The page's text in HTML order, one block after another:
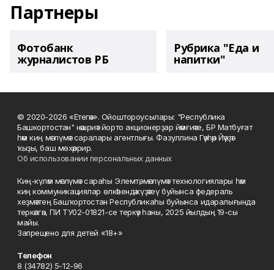
Партнеры
Фотобанк
журналистов РБ
Рубрика "Еда и
напитки"
© 2020-2026 «Етегән». Ойоштороусылары: "Республика
Башкортостан" нәшриәт йорто акционерҙар йәмғиәте, БР Матбуғат
һәм киң мәғлүмәт саралары агентлығы. Фазуллина Гәүһәр Йәүҙәт
ҡыҙы, баш мөхәррир.
Об использовании персональных данных
Киң-күләм мәғлүмәт сараһы Элемтә, мәғлүмәт технологиялары һәм
киң коммуникациялар өлкәһендә күҙәтеү буйынса федераль
хеҙмәттең Башҡортостан Республикаһы буйынса идаралығында
теркәлгән, ПИ ТУ02-01821-се теркәү һаны, 2025 йылдың 19-сы
майы.
Запрещено для детей «18+»
Телефон
8 (34782) 5-12-96